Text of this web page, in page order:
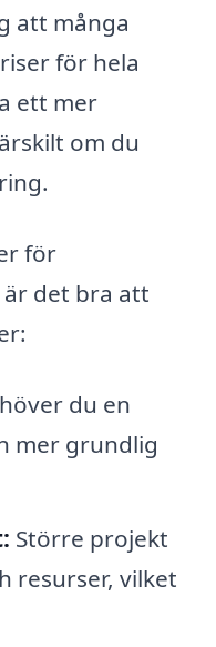
att många
för hela
ett mer
om du
för
det bra att
du en
mer grundlig
Större projekt
resurser, vilket